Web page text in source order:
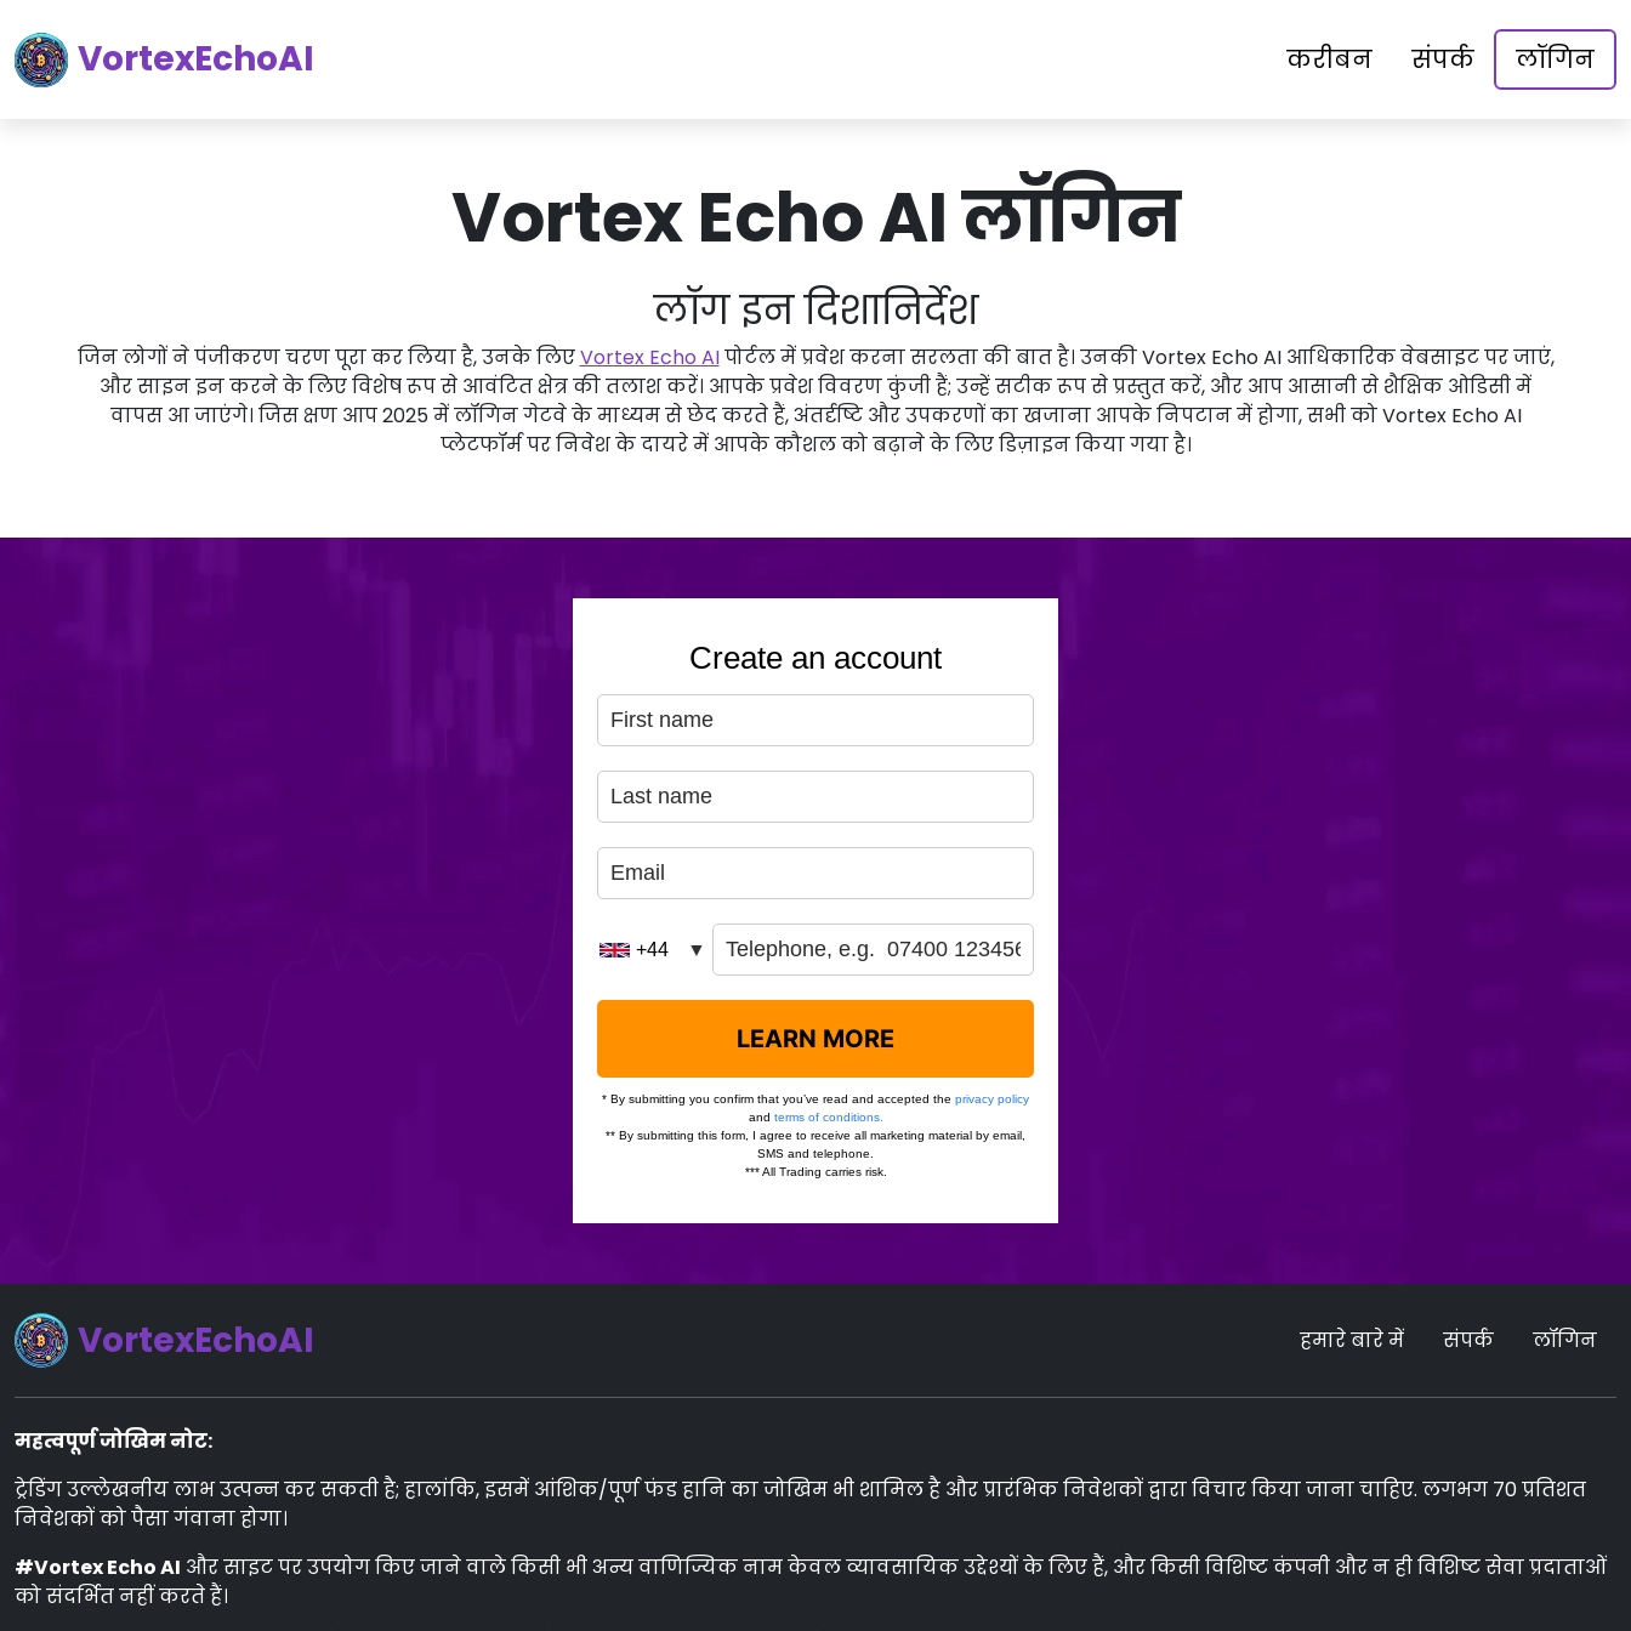
VortexEchoAI करीबन संपर्क लॉगिन
Vortex Echo AI लॉगिन
लॉग इन दिशानिर्देश
जिन लोगों ने पंजीकरण चरण पूरा कर लिया है, उनके लिएVortex Echo AIपोर्टल में प्रवेश करना सरलता की बात है। उनकी Vortex Echo AI आधिकारिक वेबसाइट पर जाएं,
और साइन इन करने के लिए विशेष रूप से आवंटित क्षेत्र की तलाश करें। आपके प्रवेश विवरण कुंजी हैं; उन्हें सटीक रूप से प्रस्तुत करें, और आप आसानी से शैक्षिक ओडिसी में
वापस आ जाएंगे। जिस क्षण आप 2025 में लॉगिन गेटवे के माध्यम से छेद करते हैं, अंतर्दृष्टि और उपकरणों का खजाना आपके निपटान में होगा, सभी को Vortex Echo AI
प्लेटफॉर्म पर निवेश के दायरे में आपके कौशल को बढ़ाने के लिए डिज़ाइन किया गया है।
VortexEchoAI हमारे बारे में संपर्क लॉगिन
महत्वपूर्ण जोखिम नोट:
ट्रेडिंग उल्लेखनीय लाभ उत्पन्न कर सकती है; हालांकि, इसमें आंशिक/पूर्ण फंड हानि का जोखिम भी शामिल है और प्रारंभिक निवेशकों द्वारा विचार किया जाना चाहिए. लगभग 70 प्रतिशत
निवेशकों को पैसा गंवाना होगा।
#Vortex Echo AI और साइट पर उपयोग किए जाने वाले किसी भी अन्य वाणिज्यिक नाम केवल व्यावसायिक उद्देश्यों के लिए हैं, और किसी विशिष्ट कंपनी और न ही विशिष्ट सेवा प्रदाताओं
को संदर्भित नहीं करते हैं।